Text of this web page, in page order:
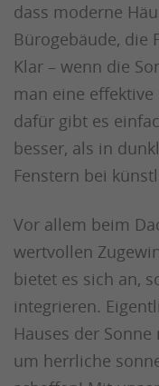
dass moderne
Bürogebäude, die
Klar – wenn die
man eine effektive
dafür gibt es
besser, als in
Fenstern bei
Vor allem beim
wertvollen
bietet es sich an,
integrieren.
Hauses der
um herrliche